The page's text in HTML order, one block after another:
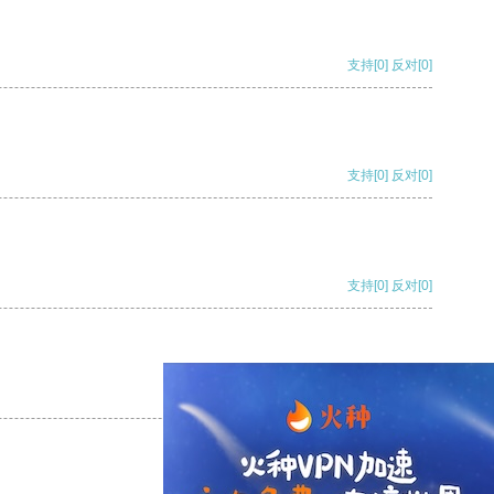
支持[0] 反对[0]
支持[0] 反对[0]
支持[0] 反对[0]